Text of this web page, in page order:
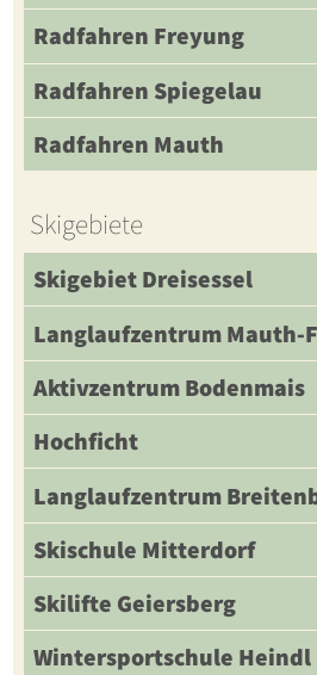
Radfahren Freyung
Radfahren Spiegelau
Radfahren Mauth
Skigebiete
Skigebiet Dreisessel
Langlaufzentrum Mauth-
Aktivzentrum Bodenmais
Hochficht
Langlaufzentrum
Skischule Mitterdorf
Skilifte Geiersberg
Wintersportschule Heindl